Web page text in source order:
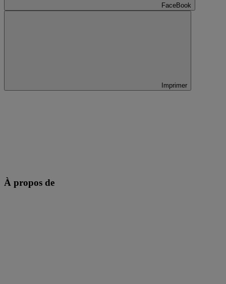
FaceBook
Imprimer
À propos de